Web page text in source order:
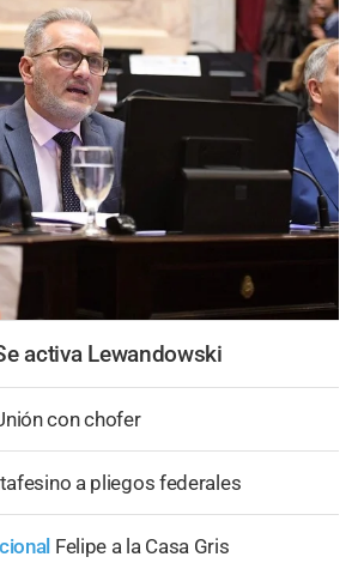
activa Lewandowski
con chofer
a pliegos federales
Felipe a la Casa Gris